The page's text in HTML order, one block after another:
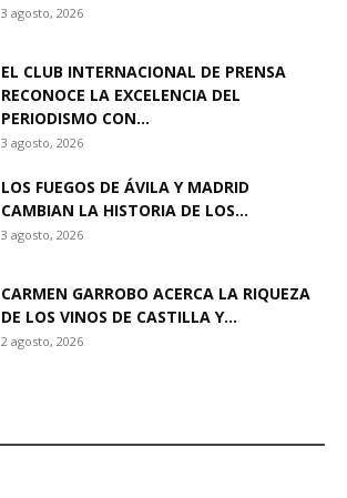
3 agosto, 2026
EL CLUB INTERNACIONAL DE PRENSA
RECONOCE LA EXCELENCIA DEL
PERIODISMO CON...
3 agosto, 2026
LOS FUEGOS DE ÁVILA Y MADRID
CAMBIAN LA HISTORIA DE LOS...
3 agosto, 2026
CARMEN GARROBO ACERCA LA RIQUEZA
DE LOS VINOS DE CASTILLA Y...
2 agosto, 2026